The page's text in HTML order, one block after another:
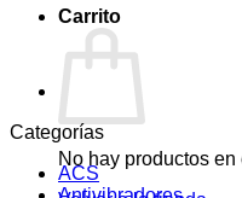
Carrito
No hay productos en
Categorías
ACS